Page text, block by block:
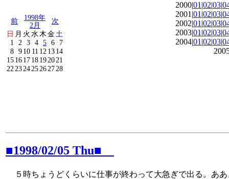
前
1998年
2月
次
日 月 火 水 木金 土
1
2 3 4 5 6
7
8 910 11 12 1314
15161718192021
22 232425262728
2000|01 |02|03|
2001|01 |02|03|
2002|01 |02|03|
2003|01 |02|03|
2004|01 |02|03|
■1998/02/05 Thu■
５時ちょうどくらいに仕事が終わって大急ぎで出る。ああ